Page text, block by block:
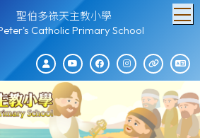
聖伯多祿天主教小學
Catholic Primary School